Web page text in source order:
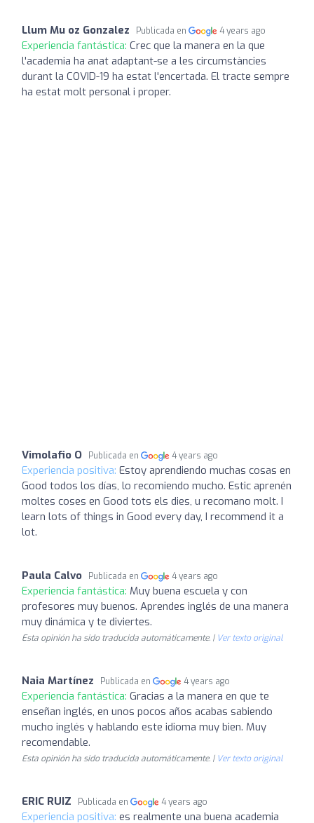
Llum Mu oz Gonzalez Publicada en 4 years ago
Experiencia fantástica: Crec que la manera en la que
l'academia ha anat adaptant-se a les circumstàncies
durant la COVID-19 ha estat l'encertada. El tracte sempre
ha estat molt personal i proper.
Vimolafio O Publicada en 4 years ago
Experiencia positiva: Estoy aprendiendo muchas cosas en
Good todos los días, lo recomiendo mucho. Estic aprenén
moltes coses en Good tots els dies, u recomano molt. I
learn lots of things in Good every day, I recommend it a
lot.
Paula Calvo Publicada en 4 years ago
Experiencia fantástica: Muy buena escuela y con
profesores muy buenos. Aprendes inglés de una manera
muy dinámica y te diviertes.
Esta opinión ha sido traducida automáticamente. | Ver texto original
Naia Martínez Publicada en 4 years ago
Experiencia fantástica: Gracias a la manera en que te
enseñan inglés, en unos pocos años acabas sabiendo
mucho inglés y hablando este idioma muy bien. Muy
recomendable.
Esta opinión ha sido traducida automáticamente. | Ver texto original
ERIC RUIZ Publicada en 4 years ago
Experiencia positiva: es realmente una buena academia